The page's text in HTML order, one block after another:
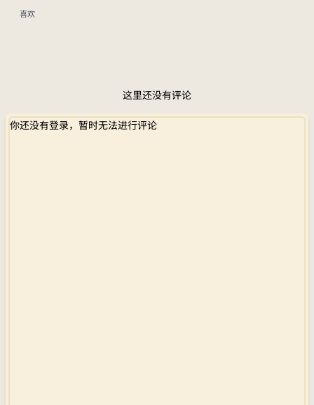
喜欢
这里还没有评论
你还没有登录，暂时无法进行评论